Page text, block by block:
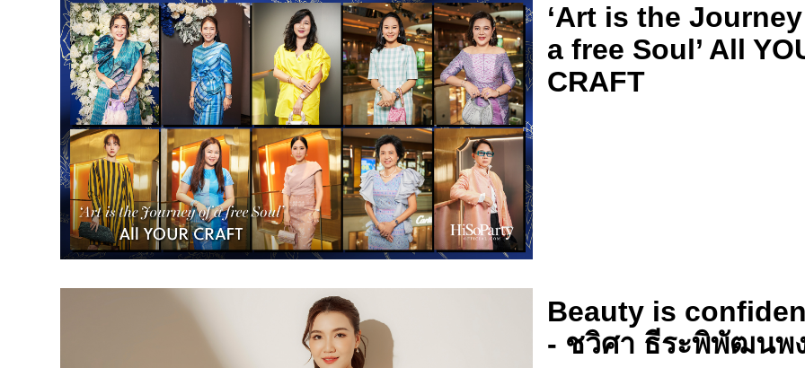
‘Art is the
a free Soul’ All
CRAFT
Beauty is
- ชวิศา ธีระพิพัฒนพ